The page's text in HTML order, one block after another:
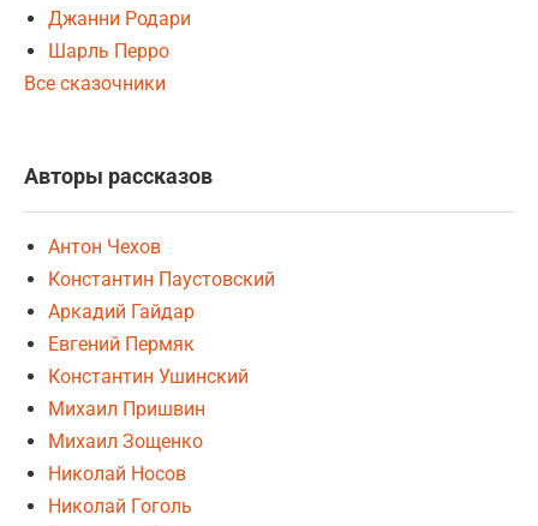
Джанни Родари
Шарль Перро
Все сказочники
Авторы рассказов
Антон Чехов
Константин Паустовский
Аркадий Гайдар
Евгений Пермяк
Константин Ушинский
Михаил Пришвин
Михаил Зощенко
Николай Носов
Николай Гоголь